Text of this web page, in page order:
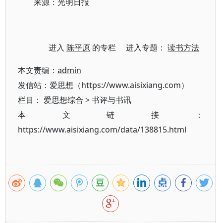
进入陈平原 的专栏 进入专题：读书方法
本文责编： admin
发信站：爱思想（https://www.aisixiang.com）
栏目： 爱思想综合 >书评与书讯
本文链接：
https://www.aisixiang.com/data/138815.html